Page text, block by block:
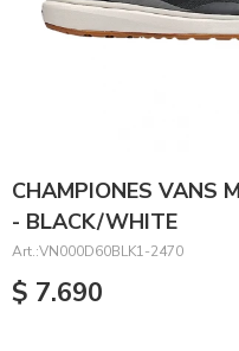
CHAMPIONES VANS
- BLACK/WHITE
VN000D60BLK1-2470
$ 7.690